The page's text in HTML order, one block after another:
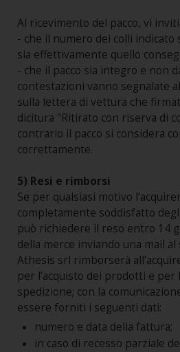
Al ricevimento del pacco, vi
- che il numero dei colli
sia effettivamente quello
- che il pacco sia integro e non
contestazioni vanno segnalate
sulla lettera di vettura che
dicitura "Ritirato con riserva di
contrario il pacco si considera
correttamente.
5) Resi e rimborsi
Se per qualsiasi motivo
completamente soddisfatto
può richiedere il reso entro 14
della merce inviando una mail
Athesis srl rimborserà
per l’acquisto dei prodotti e per
spedizione; con la
essere forniti i seguenti dati:
numero e data della fattura;
in caso di recesso parziale